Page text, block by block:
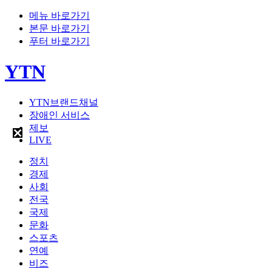
메뉴 바로가기
본문 바로가기
푸터 바로가기
YTN
YTN브랜드채널
장애인 서비스
제보
LIVE
정치
경제
사회
전국
국제
문화
스포츠
연예
비즈